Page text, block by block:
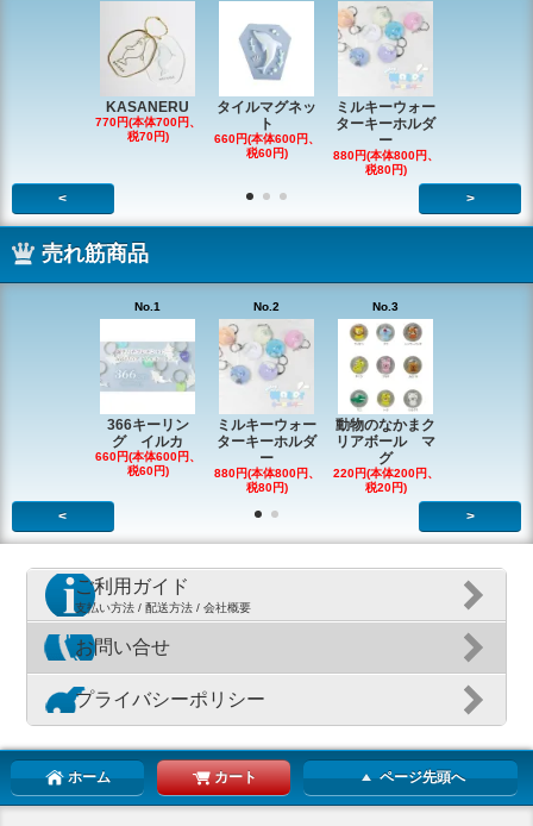
KASANERU
770円(本体700円、
税70円)
タイルマグネッ
ト
660円(本体600円、
税60円)
ミルキーウォー
ターキーホルダ
ー
880円(本体800円、
税80円)
< >
売れ筋商品
No.1
366キーリン
グ イルカ
660円(本体600円、
税60円)
No.2
ミルキーウォー
ターキーホルダ
ー
880円(本体800円、
税80円)
No.3
動物のなかまク
リアボール マ
グ
220円(本体200円、
税20円)
< >
ご利用ガイド
支払い方法 / 配送方法 / 会社概要
お問い合せ
プライバシーポリシー
ホーム カート ページ先頭へ